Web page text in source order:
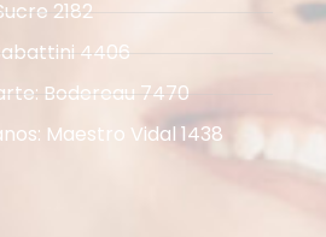
2182
4406
Bodereau 7470
Maestro Vidal 1438